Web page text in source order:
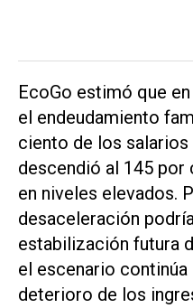
EcoGo estimó que
el endeudamiento
ciento de los salarios
descendió al 145 por
en niveles elevados.
desaceleración
estabilización futura
el escenario
deterioro de los